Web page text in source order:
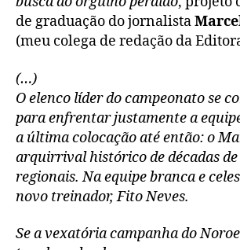
de graduação do jornalista
(meu colega de redação da
(…)
O elenco líder do campeonato se
para enfrentar justamente a
a última colocação até então: o
arquirrival histórico de décadas
regionais. Na equipe branca e
novo treinador, Fito Neves.
Se a vexatória campanha do